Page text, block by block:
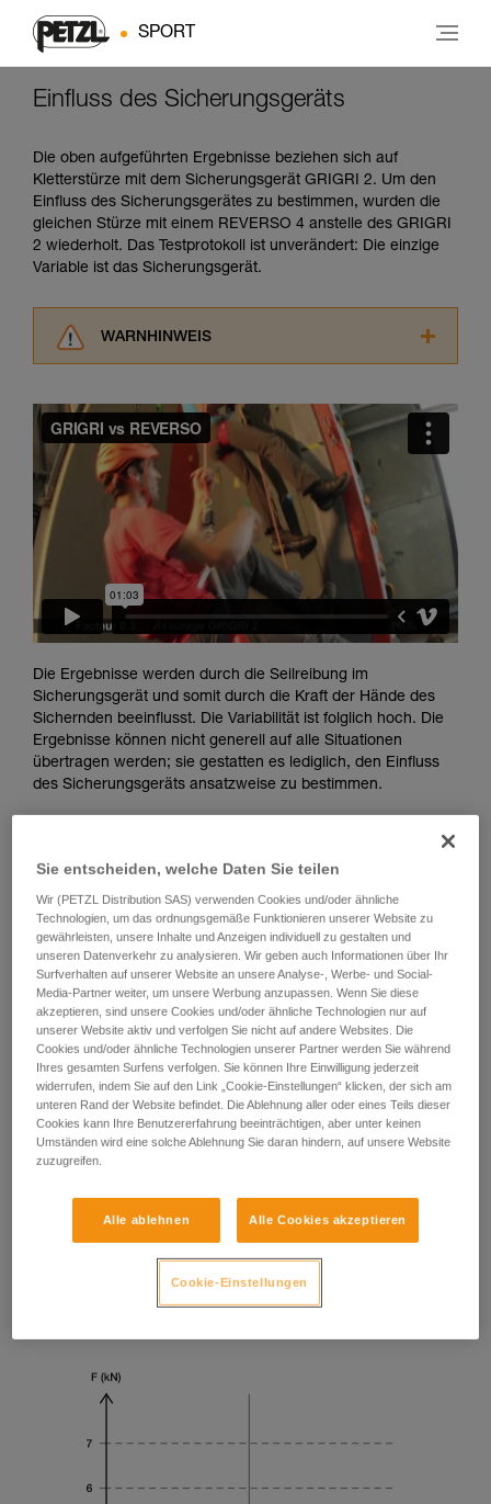
SPORT
Einfluss des Sicherungsgeräts
Die oben aufgeführten Ergebnisse beziehen sich auf
Kletterstürze mit dem Sicherungsgerät GRIGRI 2. Um den
Einfluss des Sicherungsgerätes zu bestimmen, wurden die
gleichen Stürze mit einem REVERSO 4 anstelle des GRIGRI
2 wiederholt. Das Testprotokoll ist unverändert: Die einzige
Variable ist das Sicherungsgerät.
WARNHINWEIS
aufmerksam durch, bevor Sie diesen zu Rate
ziehen. Um diese Zusatzinformationen
verstehen zu können, müssen Sie zuerst die in
der Gebrauchsanweisung enthaltenen
Informationen richtig verstanden haben.
Die Beherrschung dieser Techniken setzt eine
entsprechende Ausbildung und ein spezielles
Training voraus. Prüfen Sie zusammen mit
einem Profi, ob Sie in der Lage sind, den
Vorgang alleine sicher zu wiederholen, bevor
Sie ihn eigenständig durchführen.
verbundenen Techniken. Möglicherweise gibt es
noch andere Techniken, die hier nicht
Die Ergebnisse werden durch die Seilreibung im
Sicherungsgerät und somit durch die Kraft der Hände des
Sichernden beeinflusst. Die Variabilität ist folglich hoch. Die
Ergebnisse können nicht generell auf alle Situationen
übertragen werden; sie gestatten es lediglich, den Einfluss
des Sicherungsgeräts ansatzweise zu bestimmen.
Sie entscheiden, welche Daten Sie teilen
Wir (PETZL Distribution SAS) verwenden Cookies und/oder ähnliche
Technologien, um das ordnungsgemäße Funktionieren unserer Website zu
gewährleisten, unsere Inhalte und Anzeigen individuell zu gestalten und
unseren Datenverkehr zu analysieren. Wir geben auch Informationen über Ihr
Surfverhalten auf unserer Website an unsere Analyse-, Werbe- und Social-
Media-Partner weiter, um unsere Werbung anzupassen. Wenn Sie diese
akzeptieren, sind unsere Cookies und/oder ähnliche Technologien nur auf
unserer Website aktiv und verfolgen Sie nicht auf andere Websites. Die
Cookies und/oder ähnliche Technologien unserer Partner werden Sie während
Ihres gesamten Surfens verfolgen. Sie können Ihre Einwilligung jederzeit
widerrufen, indem Sie auf den Link „Cookie-Einstellungen“ klicken, der sich am
unteren Rand der Website befindet. Die Ablehnung aller oder eines Teils dieser
Cookies kann Ihre Benutzererfahrung beeinträchtigen, aber unter keinen
Umständen wird eine solche Ablehnung Sie daran hindern, auf unsere Website
zuzugreifen.
Alle ablehnen Alle Cookies akzeptieren
Cookie-Einstellungen